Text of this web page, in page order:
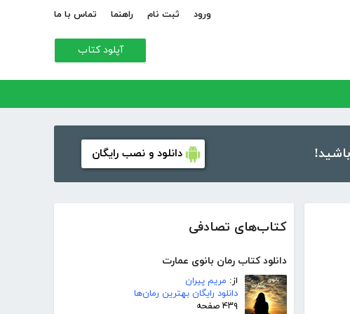
ورود ثبت نام راهنما تماس با ما
آپلود کتاب
دانلود و نصب رایگان
کتاب‌های تصادفی
دانلود کتاب رمان بانوی عمارت
از: مریم پیران
دانلود رایگان بهترین رمان‌ها
۴۳۹ صفحه